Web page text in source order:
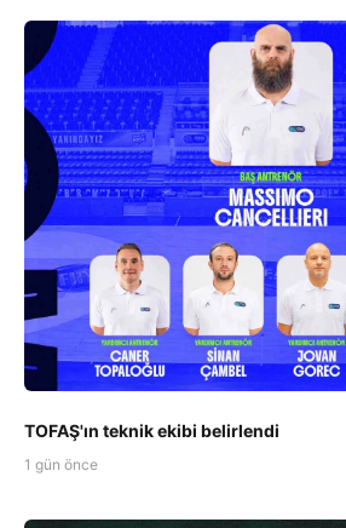
TOFAŞ'ın teknik ekibi belirlendi
1 gün önce